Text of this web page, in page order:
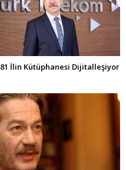
81 İlin Kütüphanesi Dijitalleşiyor